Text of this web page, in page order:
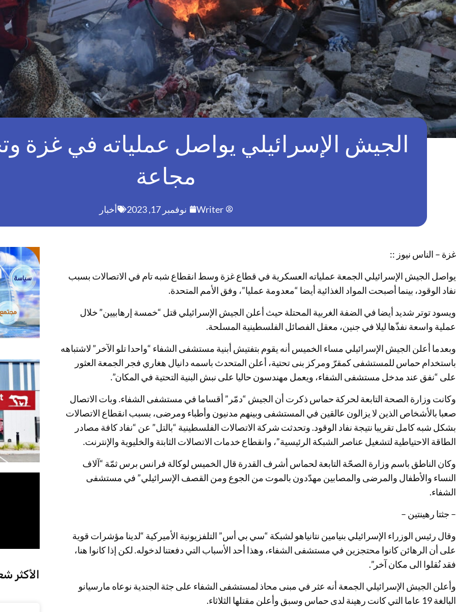
الجيش الإسرائيلي يواصل عملياته في غزة
مجاعة
Writer نوفمبر 17, 2023 أخبار
غزة – الناس نيوز ::
يواصل الجيش الإسرائيلي الجمعة عملياته العسكرية في قطاع غزة وسط انقطاع شبه تام في الاتصالات بسبب
نفاد الوقود، بينما أصبحت المواد الغذائية أيضا “معدومة عمليا”، وفق الأمم المتحدة.
ويسود توتر شديد أيضا في الضفة الغربية المحتلة حيث أعلن الجيش الإسرائيلي قتل “خمسة إرهابيين” خلال
عملية واسعة نفذّها ليلا في جنين، معقل الفصائل الفلسطينية المسلحة.
وبعدما أعلن الجيش الإسرائيلي مساء الخميس أنه يقوم بتفتيش أبنية مستشفى الشفاء “واحدا تلو الآخر” لاشتباهه
باستخدام حماس للمستشفى كمقرّ ومركز بنى تحتية، أعلن المتحدث باسمه دانيال هغاري فجر الجمعة العثور
على “نفق عند مدخل مستشفى الشفاء، ويعمل مهندسون حاليا على نبش البنية التحتية في المكان”.
وكانت وزارة الصحة التابعة لحركة حماس ذكرت أن الجيش “دمّر” أقساما في مستشفى الشفاء. وبات الاتصال
صعبا بالأشخاص الذين لا يزالون عالقين في المستشفى وبينهم مدنيون وأطباء ومرضى، بسبب انقطاع الاتصالات
بشكل شبه كامل تقريبا نتيجة نفاد الوقود. وتحدثت شركة الاتصالات الفلسطينية “بالتل” عن “نفاد كافة مصادر
الطاقة الاحتياطية لتشغيل عناصر الشبكة الرئيسية”، وانقطاع خدمات الاتصالات الثابتة والخليوية والإنترنت.
وكان الناطق باسم وزارة الصحّة التابعة لحماس أشرف القدرة قال الخميس لوكالة فرانس برس ثمّة “آلاف
النساء والأطفال والمرضى والمصابين مهدّدون بالموت من الجوع ومن القصف الإسرائيلي” في مستشفى
الشفاء.
– جثتا رهينتين –
وقال رئيس الوزراء الإسرائيلي بنيامين نتانياهو لشبكة “سي بي أس” التلفزيونية الأميركية “لدينا مؤشرات قوية
على أن الرهائن كانوا محتجزين في مستشفى الشفاء، وهذا أحد الأسباب التي دفعتنا لدخوله. لكن إذا كانوا هنا،
فقد نُقلوا الى مكان آخر”.
وأعلن الجيش الإسرائيلي الجمعة أنه عثر في مبنى محاذ لمستشفى الشفاء على جثة الجندية نوعاه مارسيانو
البالغة 19 عاما التي كانت رهينة لدى حماس وسبق وأعلن مقتلها الثلاثاء.
الأكثر